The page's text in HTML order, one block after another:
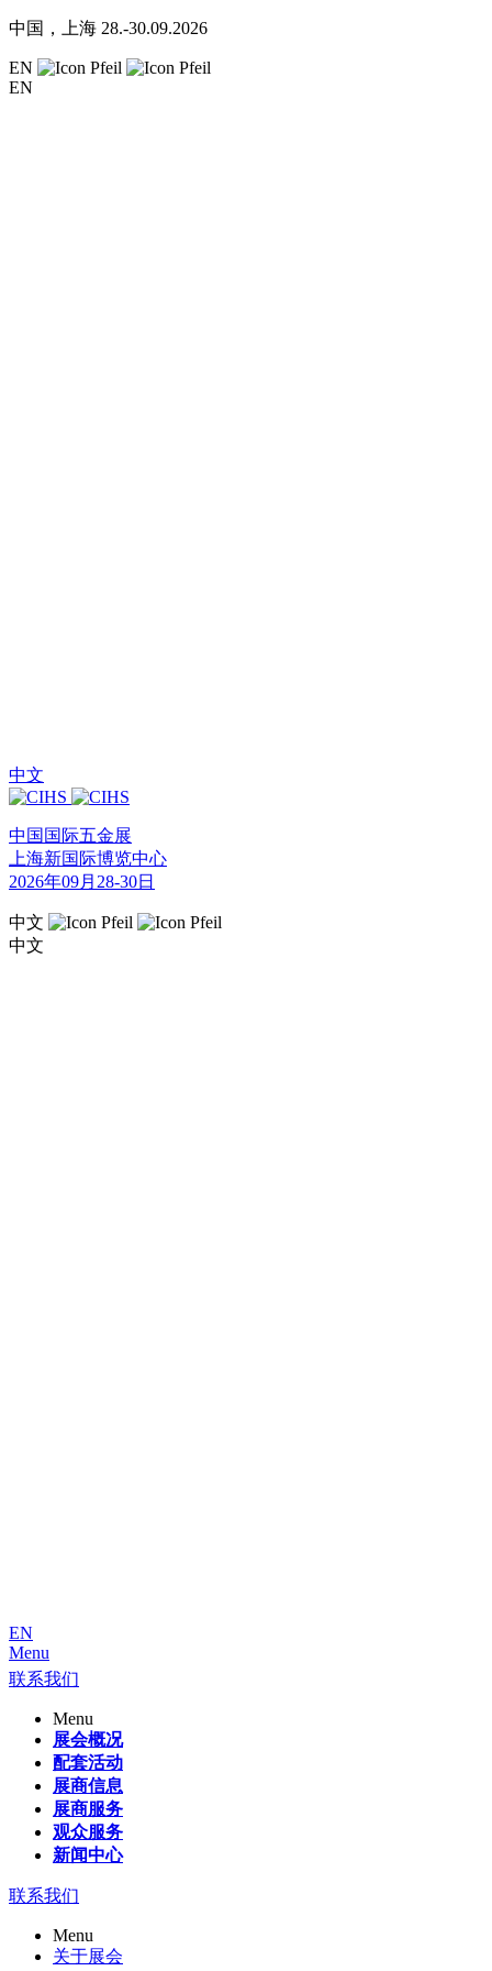
中国，上海 28.-30.09.2026
EN
EN
中文
中国国际五金展
上海新国际博览中心
2026年09月28-30日
中文
中文
EN
Menu
联系我们
Menu
展会概况
配套活动
展商信息
展商服务
观众服务
新闻中心
联系我们
Menu
关于展会